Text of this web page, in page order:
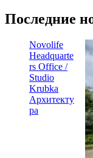
Последние
Novolife
Headquarte
rs Office /
Studio
Krubka
Архитекту
ра